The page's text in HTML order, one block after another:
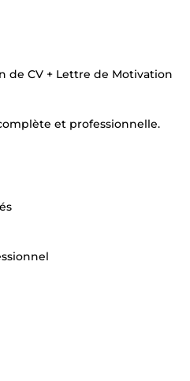
de CV + Lettre de Motivation
et professionnelle.